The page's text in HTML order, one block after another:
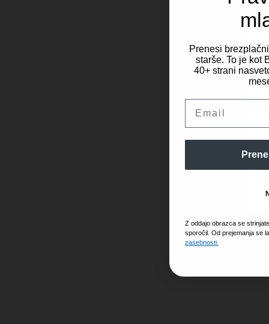
Prenesi
starše. To je kot
40+ strani
Z oddajo obrazca se
sporočil. Od prejemanja se
zasebnosti.